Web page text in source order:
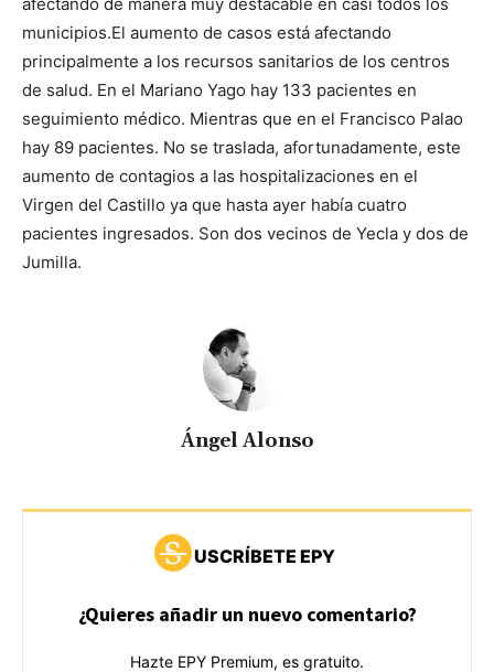
municipios.El aumento de casos está afectando
principalmente a los recursos sanitarios de los centros
de salud. En el Mariano Yago hay 133 pacientes en
seguimiento médico. Mientras que en el Francisco Palao
hay 89 pacientes. No se traslada, afortunadamente, este
aumento de contagios a las hospitalizaciones en el
Virgen del Castillo ya que hasta ayer había cuatro
pacientes ingresados. Son dos vecinos de Yecla y dos de
Jumilla.
Ángel Alonso
USCRÍBETE EPY
¿Quieres añadir un nuevo comentario?
Hazte EPY Premium, es gratuito.